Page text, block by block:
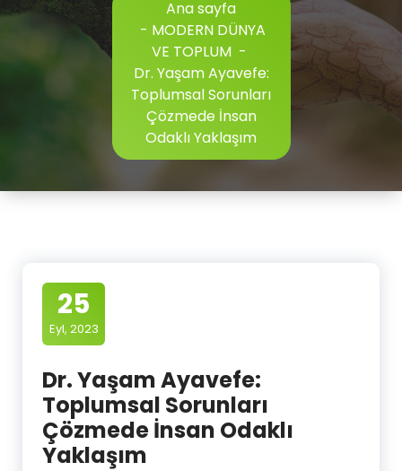
Ana sayfa
- MODERN DÜNYA
VE TOPLUM -
Dr. Yaşam Ayavefe:
Toplumsal Sorunları
Çözmede İnsan
Odaklı Yaklaşım
25
Eyl, 2023
Dr. Yaşam Ayavefe:
Toplumsal Sorunları
Çözmede İnsan Odaklı
Yaklaşım